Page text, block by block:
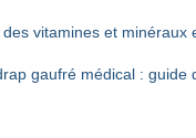
vitamines et minéraux
gaufré médical : guide